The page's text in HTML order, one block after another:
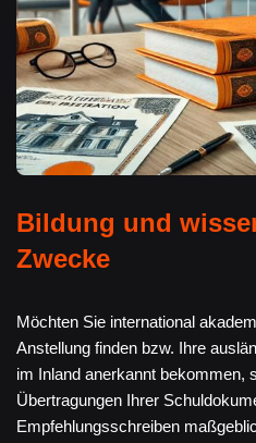
Bildung und
Zwecke
Möchten Sie international
Anstellung finden bzw. Ihre
im Inland anerkannt bekommen,
Übertragungen Ihrer
Empfehlungsschreiben